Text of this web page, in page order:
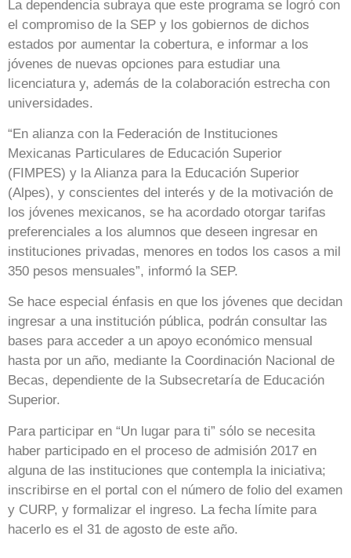
La dependencia subraya que este programa se logró con
el compromiso de la SEP y los gobiernos de dichos
estados por aumentar la cobertura, e informar a los
jóvenes de nuevas opciones para estudiar una
licenciatura y, además de la colaboración estrecha con
universidades.
“En alianza con la Federación de Instituciones
Mexicanas Particulares de Educación Superior
(FIMPES) y la Alianza para la Educación Superior
(Alpes), y conscientes del interés y de la motivación de
los jóvenes mexicanos, se ha acordado otorgar tarifas
preferenciales a los alumnos que deseen ingresar en
instituciones privadas, menores en todos los casos a mil
350 pesos mensuales”, informó la SEP.
Se hace especial énfasis en que los jóvenes que decidan
ingresar a una institución pública, podrán consultar las
bases para acceder a un apoyo económico mensual
hasta por un año, mediante la Coordinación Nacional de
Becas, dependiente de la Subsecretaría de Educación
Superior.
Para participar en “Un lugar para ti” sólo se necesita
haber participado en el proceso de admisión 2017 en
alguna de las instituciones que contempla la iniciativa;
inscribirse en el portal con el número de folio del examen
y CURP, y formalizar el ingreso. La fecha límite para
hacerlo es el 31 de agosto de este año.